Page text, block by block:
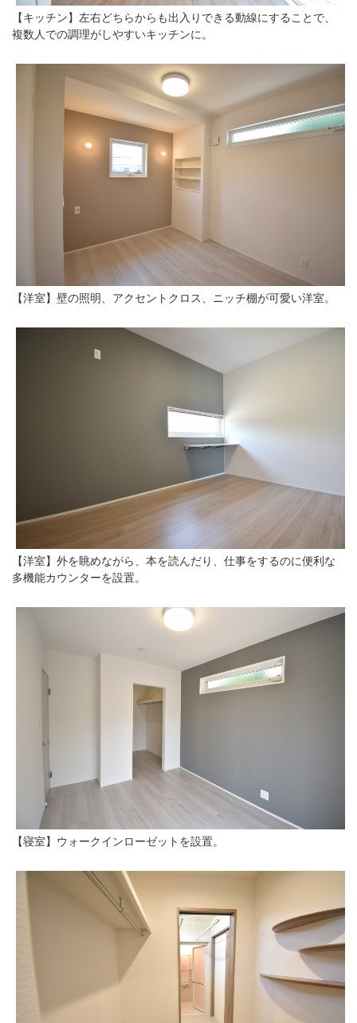
【キッチン】左右どちらからも出入りできる動線にすることで、
複数人での調理がしやすいキッチンに。
【洋室】壁の照明、アクセントクロス、ニッチ棚が可愛い洋室。
【洋室】外を眺めながら、本を読んだり、仕事をするのに便利な
多機能カウンターを設置。
【寝室】ウォークインローゼットを設置。